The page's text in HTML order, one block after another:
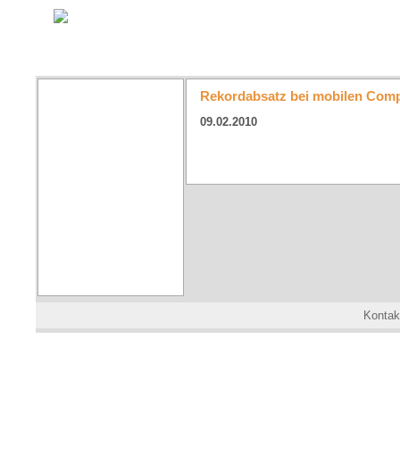
Rekordabsatz bei mobilen
09.02.2010